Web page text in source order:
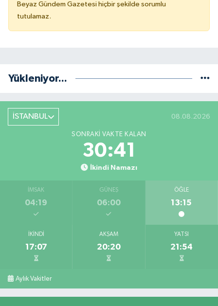
Beyaz Gündem Gazetesi hiçbir şekilde sorumlu
tutulamaz.
Yükleniyor...
İSTANBUL 08.08.2026
SONRAKI VAKTE KALAN
30:41
İkindi Namazı
İMSAK
04:19
GÜNEŞ
06:00
ÖĞLE
13:15
İKINDI
17:07
AKŞAM
20:20
YATSI
21:54
Aylık Vakitler